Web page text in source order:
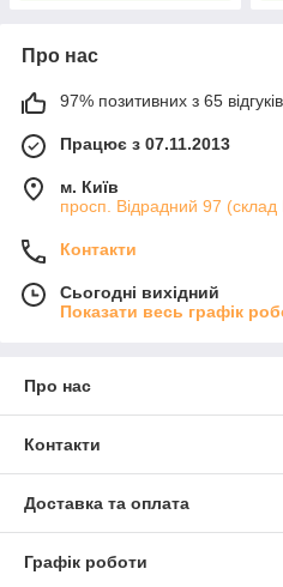
Про нас
97% позитивних з 65
Працює з 07.11.2013
м. Київ
просп. Відрадний 97
Контакти
Сьогодні вихідний
Показати весь графік
Про нас
Контакти
Доставка та оплата
Графік роботи